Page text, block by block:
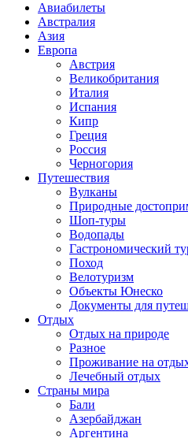
Авиабилеты
Австралия
Азия
Европа
Австрия
Великобритания
Италия
Испания
Кипр
Греция
Россия
Черногория
Путешествия
Вулканы
Природные
Шоп-туры
Водопады
Гастрономический
Поход
Велотуризм
Объекты Юнеско
Документы для
Отдых
Отдых на природе
Разное
Проживание на
Лечебный отдых
Страны мира
Бали
Азербайджан
Аргентина